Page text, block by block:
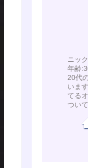
ニッ
年齢
20代
いま
てる
つい